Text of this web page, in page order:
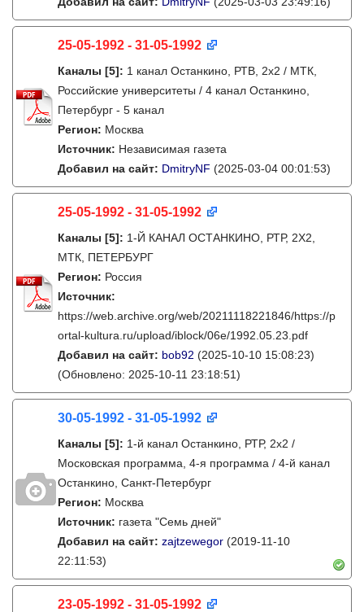
25-05-1992 - 31-05-1992
Каналы [5]: 1 канал Останкино, РТВ, 2х2 / МТК,
Российские университеты / 4 канал Останкино,
Петербург - 5 канал
Регион: Москва
Источник: Независимая газета
Добавил на сайт: DmitryNF (2025-03-04 00:01:53)
25-05-1992 - 31-05-1992
Каналы [5]: 1-Й КАНАЛ ОСТАНКИНО, РТР, 2X2,
МТК, ПЕТЕРБУРГ
Регион: Россия
Источник:
https://web.archive.org/web/20211118221846/https://p
ortal-kultura.ru/upload/iblock/06e/1992.05.23.pdf
Добавил на сайт: bob92 (2025-10-10 15:08:23)
(Обновлено: 2025-10-11 23:18:51)
30-05-1992 - 31-05-1992
Каналы [5]: 1-й канал Останкино, РТР, 2х2 /
Московская программа, 4-я программа / 4-й канал
Останкино, Санкт-Петербург
Регион: Москва
Источник: газета "Семь дней"
Добавил на сайт: zajtzewegor (2019-11-10
22:11:53)
23-05-1992 - 31-05-1992